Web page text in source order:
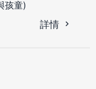
孩童)
詳情